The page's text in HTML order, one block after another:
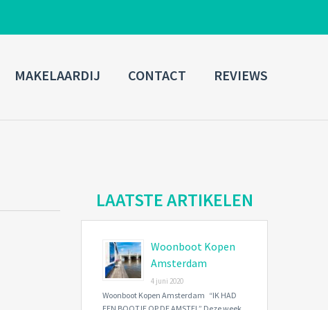
Username
Connect with:
Forgot
password? SIGN IN
Remember me
MAKELAARDIJ CONTACT REVIEWS
LAATSTE ARTIKELEN
Woonboot Kopen
Amsterdam
4 juni 2020
Woonboot Kopen Amsterdam “IK HAD